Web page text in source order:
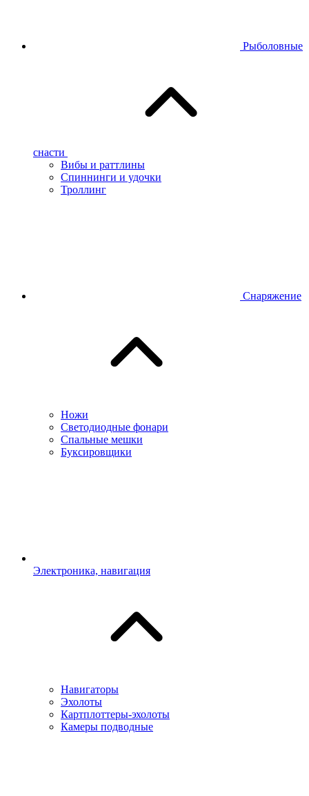
Рыболовные
снасти
Вибы и раттлины
Спиннинги и удочки
Троллинг
Снаряжение
Ножи
Светодиодные фонари
Спальные мешки
Буксировщики
Электроника, навигация
Навигаторы
Эхолоты
Картплоттеры-эхолоты
Камеры подводные